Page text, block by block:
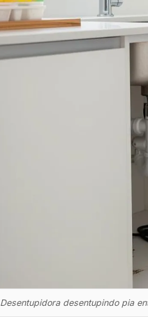
Desentupidora desentupindo pia